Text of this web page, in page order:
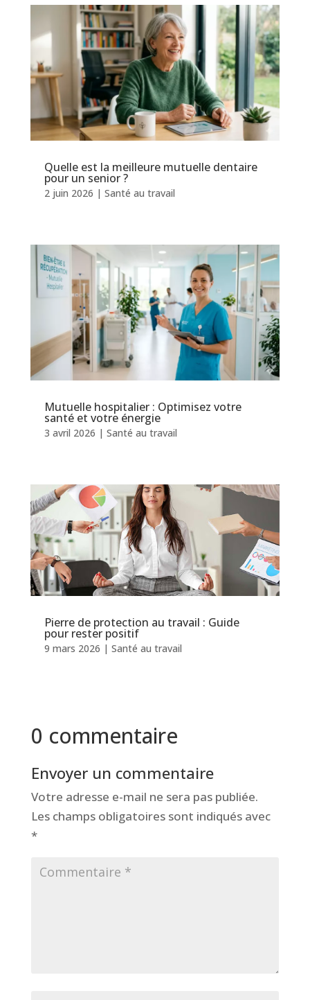
Quelle est la meilleure mutuelle dentaire
pour un senior ?
2 juin 2026 | Santé au travail
Mutuelle hospitalier : Optimisez votre
santé et votre énergie
3 avril 2026 | Santé au travail
Pierre de protection au travail : Guide
pour rester positif
9 mars 2026 | Santé au travail
0 commentaire
Envoyer un commentaire
Votre adresse e-mail ne sera pas publiée.
Les champs obligatoires sont indiqués avec
*